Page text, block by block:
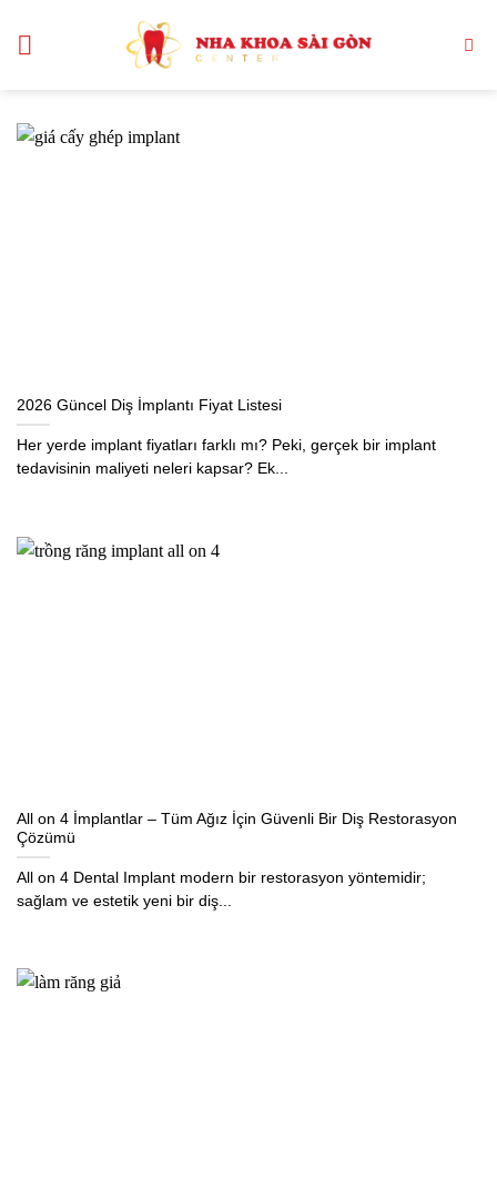
atla
2026 Güncel Diş İmplantı Fiyat Listesi
Her yerde implant fiyatları farklı mı? Peki, gerçek bir implant
tedavisinin maliyeti neleri kapsar? Ek...
All on 4 İmplantlar – Tüm Ağız İçin Güvenli Bir Diş Restorasyon
Çözümü
All on 4 Dental Implant modern bir restorasyon yöntemidir;
sağlam ve estetik yeni bir diş...